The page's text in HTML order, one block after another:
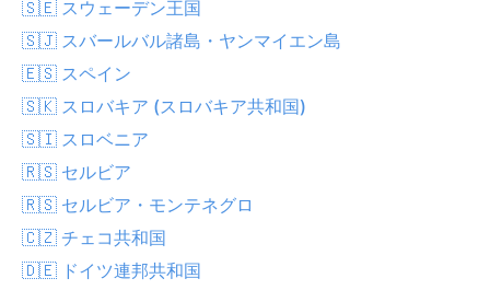
🇸🇪 スウェーデン王国
🇸🇯 スバールバル諸島・ヤンマイエン島
🇪🇸 スペイン
🇸🇰 スロバキア (スロバキア共和国)
🇸🇮 スロベニア
🇷🇸 セルビア
🇷🇸 セルビア・モンテネグロ
🇨🇿 チェコ共和国
🇩🇪 ドイツ連邦共和国